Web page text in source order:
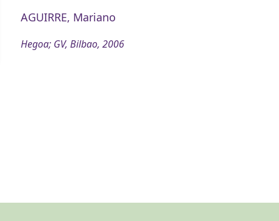
AGUIRRE, Mariano
Hegoa; GV, Bilbao, 2006